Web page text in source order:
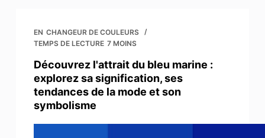
EN CHANGEUR DE COULEURS
TEMPS DE LECTURE 7 MOINS
Découvrez l'attrait du bleu marine :
explorez sa signification, ses
tendances de la mode et son
symbolisme